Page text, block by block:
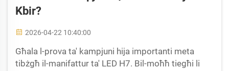
Kbir?
2026-04-22 10:40:00
Għala l-prova ta' kampjuni hija importanti meta
tibżgħ il-manifattur ta' LED H7. Bil-moħħ tiegħi li